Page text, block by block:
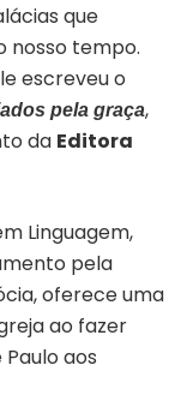
que
nosso tempo.
escreveu o
pela graça,
da Editora
Linguagem,
pela
oferece uma
ao fazer
aos